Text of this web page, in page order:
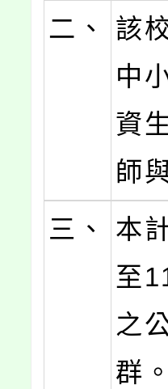
二、
該
中
資
師
三、
本
至
之
群。